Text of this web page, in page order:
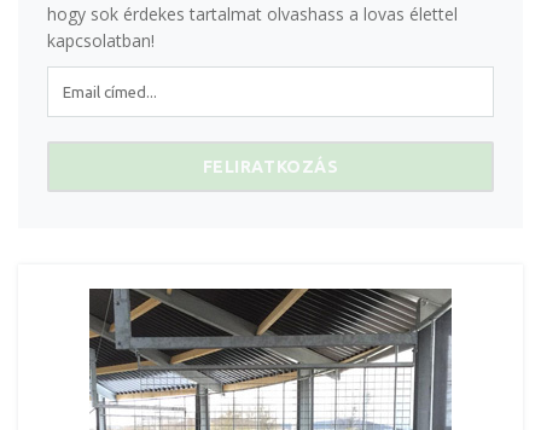
hogy sok érdekes tartalmat olvashass a lovas élettel
kapcsolatban!